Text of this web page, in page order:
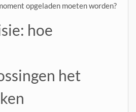
opgeladen moeten worden?
hoe
het